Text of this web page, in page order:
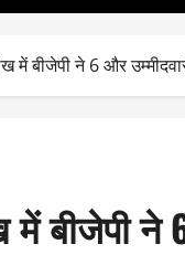
में बीजेपी ने 6 और
बीजेपी ने